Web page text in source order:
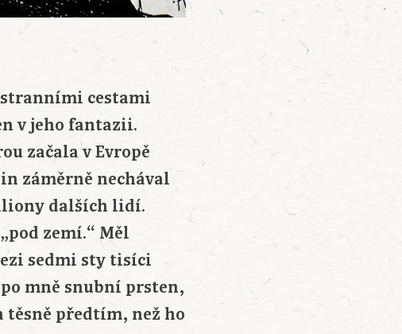
cestami
v jeho fantazii.
začala v Evropě
záměrně nechával
dalších lidí.
zemí.“ Měl
sedmi sty tisíci
mně snubní prsten,
předtím, než ho